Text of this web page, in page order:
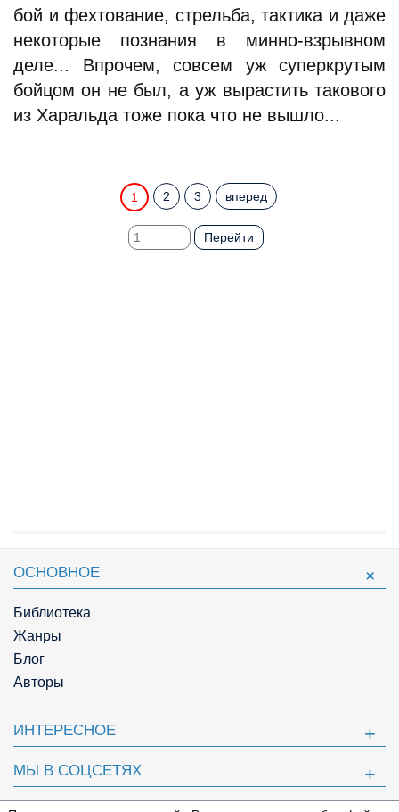
бой и фехтование, стрельба, тактика и даже
некоторые познания в минно-взрывном
деле... Впрочем, совсем уж суперкрутым
бойцом он не был, а уж вырастить такового
из Харальда тоже пока что не вышло...
1 2 3 вперед
Перейти
ОСНОВНОЕ
Библиотека
Жанры
Блог
Авторы
ИНТЕРЕСНОЕ
МЫ В СОЦСЕТЯХ